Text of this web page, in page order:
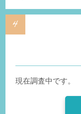
現在調査中です。